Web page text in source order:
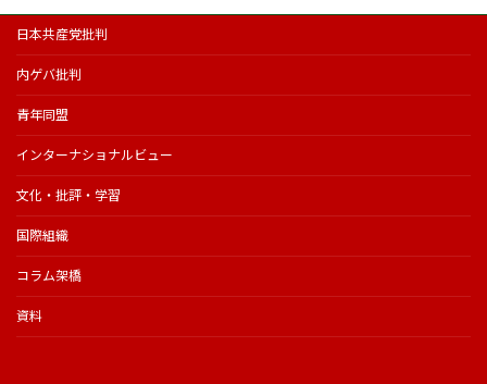
日本共産党批判
内ゲバ批判
青年同盟
インターナショナルビュー
文化・批評・学習
国際組織
コラム架橋
資料